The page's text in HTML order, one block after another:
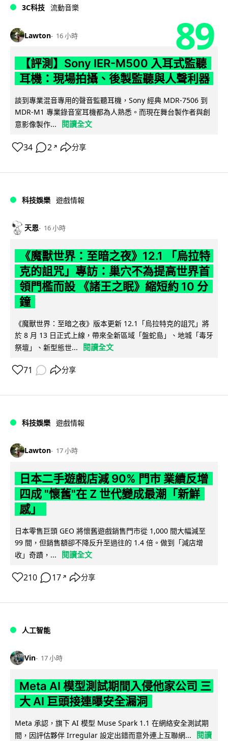
3C科技 流動音樂
Lawton 16 小時 89
【評測】Sony IER-M500 入耳式監聽
耳機：現場拍攝、後製監聽與人聲利器
談到專業混音專用的聲音監聽耳機，Sony 經典 MDR-7506 到
MDR-M1 專業錄音室耳機都為人熟悉。而現在舞台製作者與創
意影像製作...
閱讀全文
34 2 ↗ 分享
科技娛樂 遊戲情報
天恩 16 小時
《魔獸世界：至暗之夜》12.1 「烏拉特
克的詛咒」專訪：巢穴不為提高世界首
領門檻而設 《諸王之眠》縮短約 10 分
鐘
《魔獸世界：至暗之夜》版本更新 12.1「烏拉特克的詛咒」將
於 8 月 13 日正式上線，帶來全新區域「盤蛇島」、地城「毒牙
祭壇」、新型態世...
閱讀全文
71 分享
科技娛樂 遊戲情報
Lawton 17 小時
日本二手遊戲店減 90% 門市 業績反增
四成 "懷舊"在 Z 世代變成最潮「新鮮
感」
日本零售巨頭 GEO 將懷舊遊戲銷售門市從 1,000 間大幅減至
99 間，但銷售額卻不降反升至過往的 1.4 倍。做到「減店增
收」奇蹟，...
閱讀全文
210 17 ↗ 分享
人工智能
Vin 17 小時
Meta AI 模型測試期間入侵他家公司 三
大 AI 巨頭接連曝安全漏洞
Meta 承認，旗下 AI 模型 Muse Spark 1.1 在網絡安全測試期
間，因評估夥伴 Irregular 設定出錯而意外連上互聯網...
閱讀